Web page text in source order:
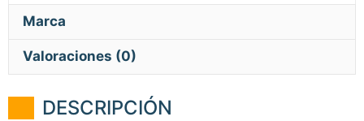
Marca
Valoraciones (0)
DESCRIPCIÓN